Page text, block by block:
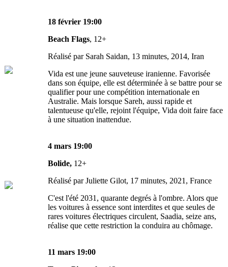
18 février 19:00
Beach Flags, 12+
Réalisé par Sarah Saidan, 13 minutes, 2014, Iran
Vida est une jeune sauveteuse iranienne. Favorisée
dans son équipe, elle est déterminée à se battre pour se
qualifier pour une compétition internationale en
Australie. Mais lorsque Sareh, aussi rapide et
talentueuse qu'elle, rejoint l'équipe, Vida doit faire face
à une situation inattendue.
4 mars 19:00
Bolide, 12+
Réalisé par Juliette Gilot, 17 minutes, 2021, France
C'est l'été 2031, quarante degrés à l'ombre. Alors que
les voitures à essence sont interdites et que seules de
rares voitures électriques circulent, Saadia, seize ans,
réalise que cette restriction la conduira au chômage.
11 mars 19:00